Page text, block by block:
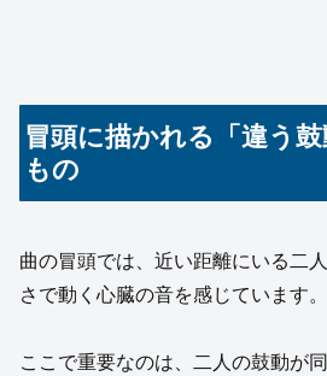
冒頭に描かれる「違う
もの
曲の冒頭では、近い距離にいる二
さで動く心臓の音を感じています。
ここで重要なのは、二人の鼓動が